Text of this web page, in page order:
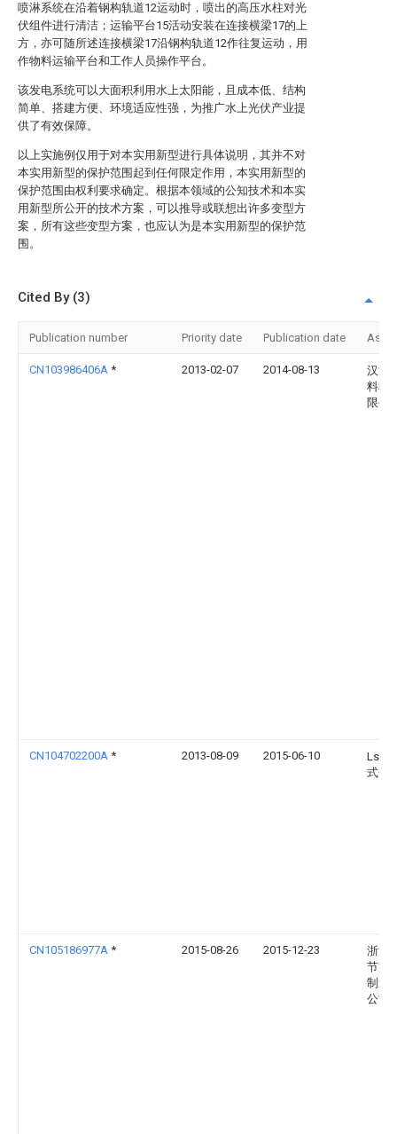
喷淋系统在沿着钢构轨道12运动时，喷出的高压水柱对光
伏组件进行清洁；运输平台15活动安装在连接横梁17的上
方，亦可随所述连接横梁17沿钢构轨道12作往复运动，用
作物料运输平台和工作人员操作平台。
该发电系统可以大面积利用水上太阳能，且成本低、结构
简单、搭建方便、环境适应性强，为推广水上光伏产业提
供了有效保障。
以上实施例仅用于对本实用新型进行具体说明，其并不对
本实用新型的保护范围起到任何限定作用，本实用新型的
保护范围由权利要求确定。根据本领域的公知技术和本实
用新型所公开的技术方案，可以推导或联想出许多变型方
案，所有这些变型方案，也应认为是本实用新型的保护范
围。
Cited By (3)
Publication number Priority date Publication date
CN103986406A * 2013-02-07 2014-08-13
汉能
料科
限公
CN104702200A * 2013-08-09 2015-06-10
Ls产
式会
CN105186977A * 2015-08-26 2015-12-23
浙江
节能
制造
公司